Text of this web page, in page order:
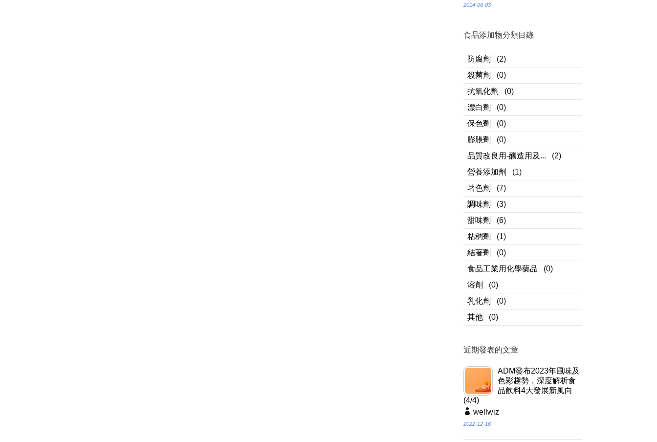
2014-06-03
食品添加物分類目錄
防腐劑
(2)
殺菌劑
(0)
抗氧化劑
(0)
漂白劑
(0)
保色劑
(0)
膨脹劑
(0)
品質改良用-釀造用及...
(2)
營養添加劑
(1)
著色劑
(7)
調味劑
(3)
甜味劑
(6)
粘稠劑
(1)
結著劑
(0)
食品工業用化學藥品
(0)
溶劑
(0)
乳化劑
(0)
其他
(0)
近期發表的文章
ADM發布2023年風味及
色彩趨勢，深度解析食
品飲料4大發展新風向
(4/4)
wellwiz
2022-12-16